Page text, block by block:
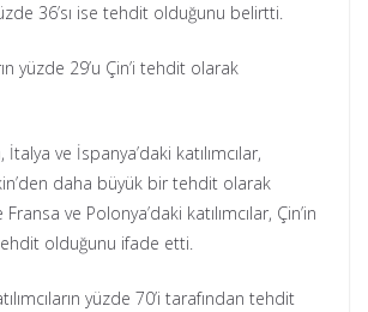
36’sı ise tehdit olduğunu belirtti.
yüzde 29’u Çin’i tehdit olarak
ve İspanya’daki katılımcılar,
daha büyük bir tehdit olarak
ve Polonya’daki katılımcılar, Çin’in
olduğunu ifade etti.
yüzde 70’i tarafından tehdit